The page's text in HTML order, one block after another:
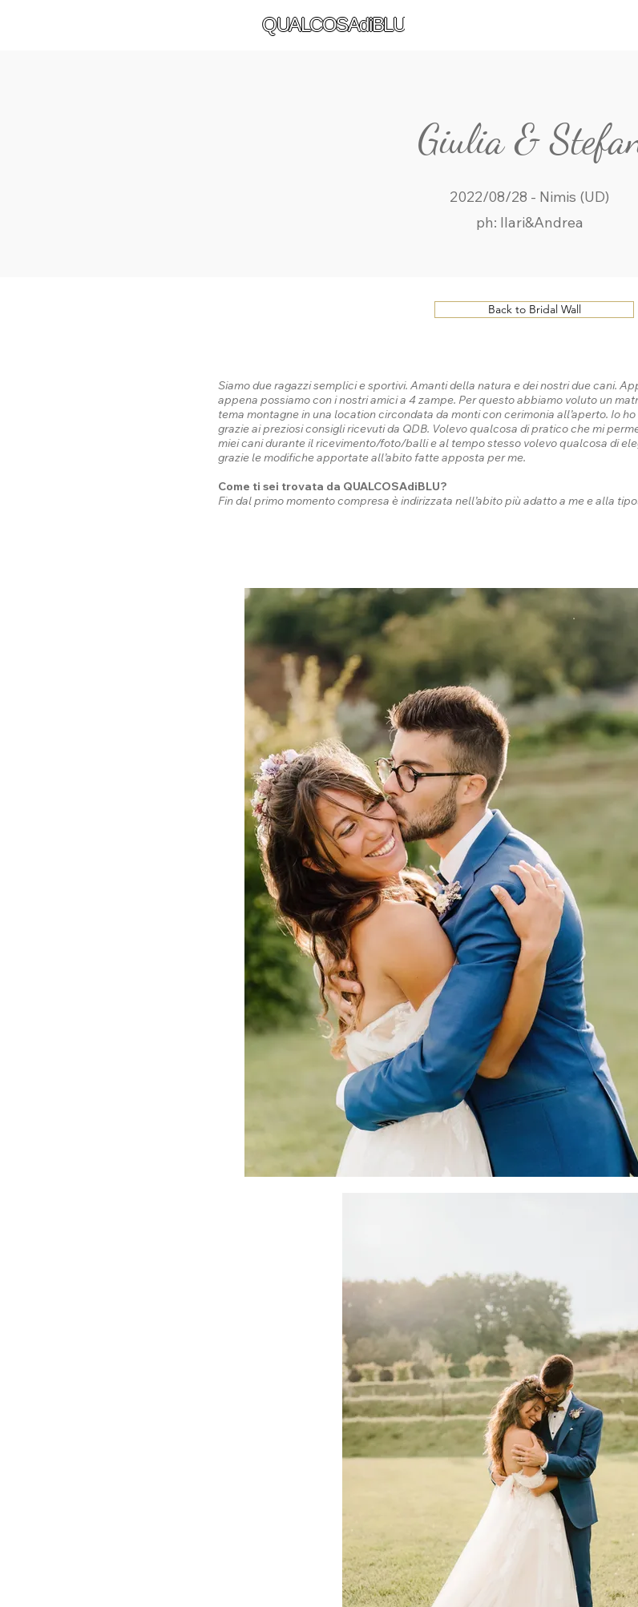
QUALCOSAdiBLU
Siamo due ragazzi semplici e sportivi. Amanti della natura e dei nostri due cani.
appena possiamo con i nostri amici a 4 zampe. Per questo abbiamo voluto un
tema montagne in una location circondata da monti con cerimonia all’aperto. Io
grazie ai preziosi consigli ricevuti da QDB. Volevo qualcosa di pratico che mi
miei cani durante il ricevimento/foto/balli e al tempo stesso volevo qualcosa di
grazie le modifiche apportate all’abito fatte apposta per me.
Come ti sei trovata da QUALCOSAdiBLU?
Fin dal primo momento compresa è indirizzata nell’abito più adatto a me e alla
Giulia &
2022/08/28 - Nimis (UD)
ph: Ilari&Andrea
Back to Bridal Wall